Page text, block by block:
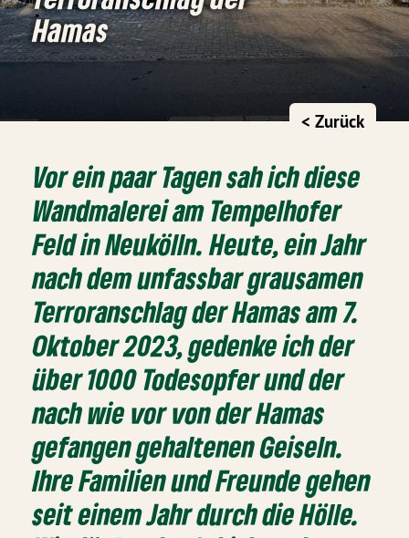
Hamas
< Zurück
Vor ein paar Tagen sah ich diese
Wandmalerei am Tempelhofer
Feld in Neukölln. Heute, ein Jahr
nach dem unfassbar grausamen
Terroranschlag der Hamas am 7.
Oktober 2023, gedenke ich der
über 1000 Todesopfer und der
nach wie vor von der Hamas
gefangen gehaltenen Geiseln.
Ihre Familien und Freunde gehen
seit einem Jahr durch die Hölle.